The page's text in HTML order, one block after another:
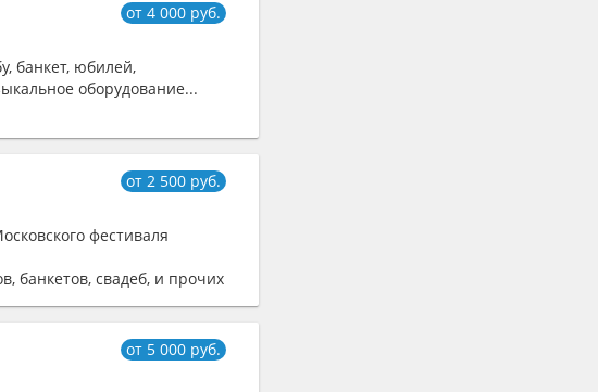
от 4 000 руб.
банкет, юбилей,
оборудование...
от 2 500 руб.
фестиваля
банкетов, свадеб, и прочих
от 5 000 руб.